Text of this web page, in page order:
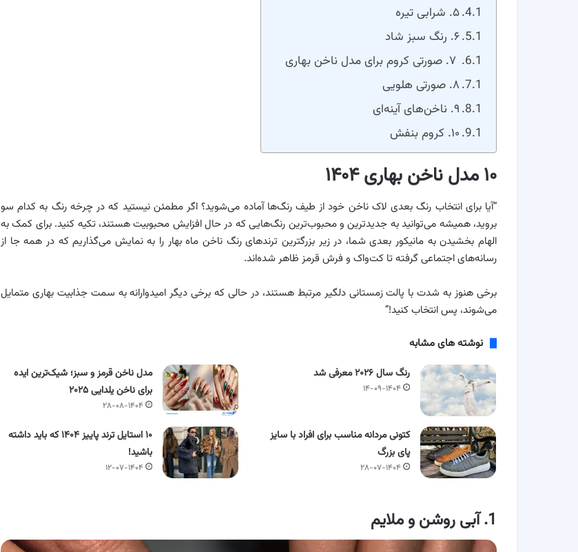
۵. شرابی تیره
۶. رنگ سبز شاد
۷. صورتی کروم برای مدل ناخن بهاری
۸. صورتی هلویی
۹. ناخن‌های آینه‌ای
۱۰. کروم بنفش
۱۰ مدل ناخن بهاری ۱۴۰۴
“آیا برای انتخاب رنگ بعدی لاک ناخن خود از طیف رنگ‌ها آماده می‌شوید؟ اگر مطمئن نیستید که در چرخه رنگ به کدام سو
بروید، همیشه می‌توانید به جدیدترین و محبوب‌ترین رنگ‌هایی که در حال افزایش محبوبیت هستند، تکیه کنید. برای کمک به
الهام بخشیدن به مانیکور بعدی شما، در زیر بزرگترین ترندهای رنگ ناخن ماه بهار را به نمایش می‌گذاریم که در همه جا از
رسانه‌های اجتماعی گرفته تا کت‌واک و فرش قرمز ظاهر شده‌اند.
برخی هنوز به شدت با پالت زمستانی دلگیر مرتبط هستند، در حالی که برخی دیگر امیدوارانه به سمت جذابیت بهاری متمایل
می‌شوند، پس انتخاب کنید!”
نوشته های مشابه
رنگ سال ۲۰۲۶ معرفی شد
۱۴-۰۹-۱۴۰۴
مدل ناخن قرمز و سبز؛ شیک‌ترین ایده‌
برای ناخن یلدایی ۲۰۲۵
۲۸-۰۸-۱۴۰۴
کتونی مردانه مناسب برای افراد با سایز
پای بزرگ
۲۸-۰۷-۱۴۰۴
۱۰ استایل ترند پاییز ۱۴۰۴ که باید داشته
باشید!
۱۲-۰۷-۱۴۰۴
1. آبی روشن و ملایم